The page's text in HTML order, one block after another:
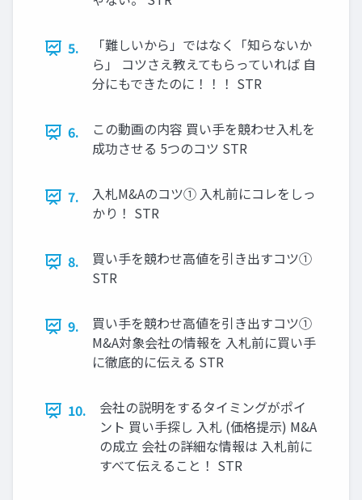
5.
「難しいから」ではなく「知らないか
ら」 コツさえ教えてもらっていれば 自
分にもできたのに！！！ STR
6.
この動画の内容 買い手を競わせ入札を
成功させる 5つのコツ STR
7.
入札M&Aのコツ① 入札前にコレをしっ
かり！ STR
8.
買い手を競わせ高値を引き出すコツ①
STR
9.
買い手を競わせ高値を引き出すコツ①
M&A対象会社の情報を 入札前に買い手
に徹底的に伝える STR
10.
会社の説明をするタイミングがポイ
ント 買い手探し 入札 (価格提示) M&A
の成立 会社の詳細な情報は 入札前に
すべて伝えること！ STR